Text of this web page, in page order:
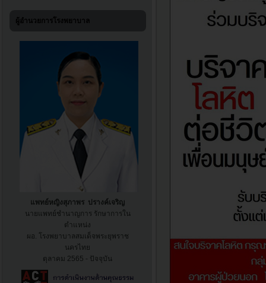
ผู้อำนวยการโรงพยาบาล
แพทย์หญิงสุภาพร ปรางค์เจริญ
นายแพทย์ชำนาญการ รักษาการใน
ตำแหน่ง
ผอ. โรงพยาบาลสมเด็จพระยุพราช
นครไทย
ตุลาคม 2565 - ปัจจุบัน